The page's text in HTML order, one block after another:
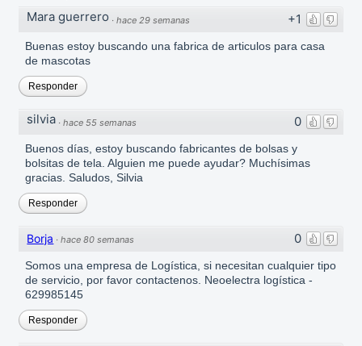
+1
Mara guerrero ·hace 29 semanas
Buenas estoy buscando una fabrica de articulos para casa
de mascotas
Responder
0
silvia ·hace 55 semanas
Buenos días, estoy buscando fabricantes de bolsas y
bolsitas de tela. Alguien me puede ayudar? Muchísimas
gracias. Saludos, Silvia
Responder
0
Borja ·hace 80 semanas
Somos una empresa de Logística, si necesitan cualquier tipo
de servicio, por favor contactenos. Neoelectra logística -
629985145
Responder